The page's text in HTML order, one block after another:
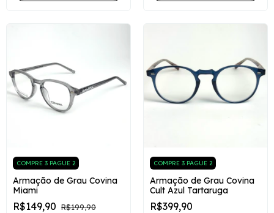
COMPRE 3 PAGUE 2
Armação de Grau Covina
Miami
R$149,90 R$199,90
COMPRE 3 PAGUE 2
Armação de Grau Covina
Cult Azul Tartaruga
R$399,90